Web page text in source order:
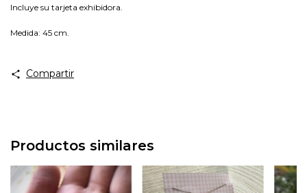
Incluye su tarjeta exhibidora.
Medida: 45 cm.
Compartir
Productos similares